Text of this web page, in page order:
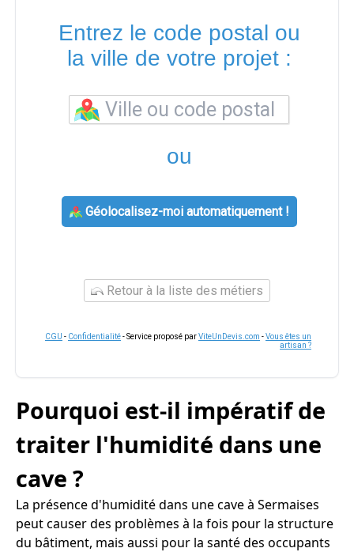
Entrez le code postal ou
la ville de votre projet :
ou
Géolocalisez-moi automatiquement !
Retour à la liste des métiers
CGU - Confidentialité- Service proposé parViteUnDevis.com -Vous êtes un
artisan ?
Pourquoi est-il impératif de
traiter l'humidité dans une
cave ?
La présence d'humidité dans une cave à Sermaises
peut causer des problèmes à la fois pour la structure
du bâtiment, mais aussi pour la santé des occupants